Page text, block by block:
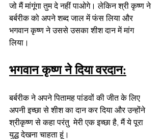
जो मैं मांगूंगा तुम दे नहीं पाओगे। लेकिन श्री कृष्ण ने
बर्बरीक को अपने शब्द जाल में फंस लिया और
भगवान कृष्ण ने उससे उसका शीश दान में मांग
लिया।
भगवान कृष्ण ने दिया वरदान:
बर्बरीक ने अपने पितामह पांडवों की जीत के लिए
अपनी इच्छा से शीश का दान कर दिया और उन्होंने
श्रीकृष्ण से कहा परंतु  मेरी एक इच्छा है, मैं ये पूरा
युद्ध देखना चाहता हूं।